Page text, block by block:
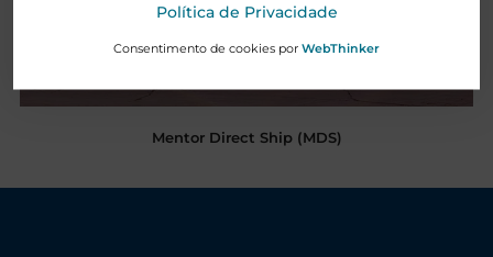
Mentor Direct Ship (MDS)
Política de Privacidade
Consentimento de cookies por WebThinker